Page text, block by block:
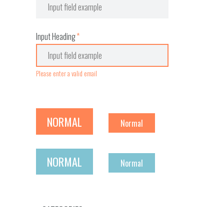
Input Heading
Please enter a valid email
NORMAL Normal
NORMAL Normal